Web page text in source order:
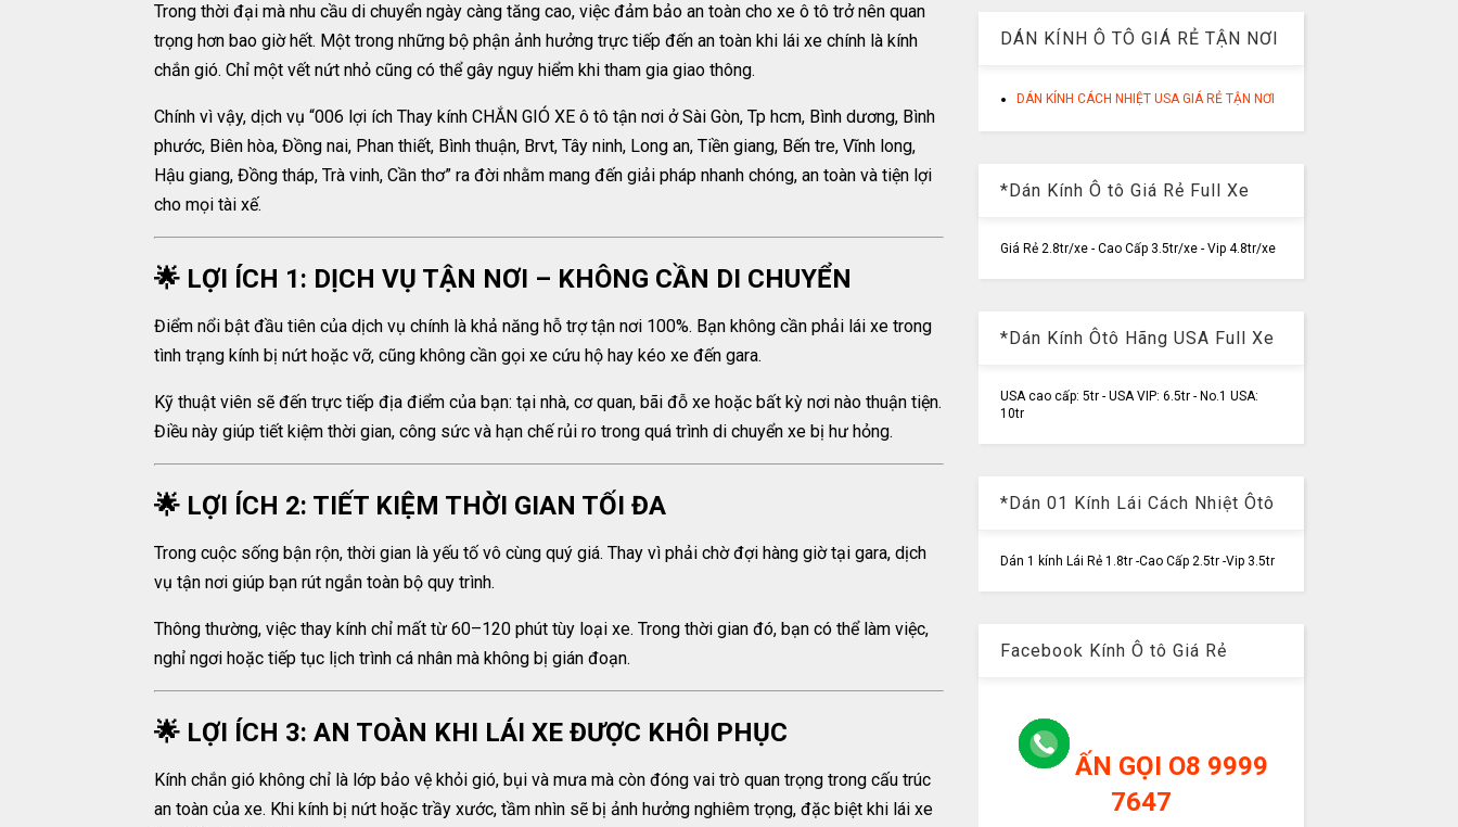
Trong thời đại mà nhu cầu di chuyển ngày càng tăng cao, việc đảm bảo an toàn cho xe ô tô trở nên quan
trọng hơn bao giờ hết. Một trong những bộ phận ảnh hưởng trực tiếp đến an toàn khi lái xe chính là kính
chắn gió. Chỉ một vết nứt nhỏ cũng có thể gây nguy hiểm khi tham gia giao thông.
Chính vì vậy, dịch vụ “006 lợi ích Thay kính CHẮN GIÓ XE ô tô tận nơi ở Sài Gòn, Tp hcm, Bình dương, Bình
phước, Biên hòa, Đồng nai, Phan thiết, Bình thuận, Brvt, Tây ninh, Long an, Tiền giang, Bến tre, Vĩnh long,
Hậu giang, Đồng tháp, Trà vinh, Cần thơ” ra đời nhằm mang đến giải pháp nhanh chóng, an toàn và tiện lợi
cho mọi tài xế.
🌟 LỢI ÍCH 1: DỊCH VỤ TẬN NƠI – KHÔNG CẦN DI CHUYỂN
Điểm nổi bật đầu tiên của dịch vụ chính là khả năng hỗ trợ tận nơi 100%. Bạn không cần phải lái xe trong
tình trạng kính bị nứt hoặc vỡ, cũng không cần gọi xe cứu hộ hay kéo xe đến gara.
Kỹ thuật viên sẽ đến trực tiếp địa điểm của bạn: tại nhà, cơ quan, bãi đỗ xe hoặc bất kỳ nơi nào thuận tiện.
Điều này giúp tiết kiệm thời gian, công sức và hạn chế rủi ro trong quá trình di chuyển xe bị hư hỏng.
🌟 LỢI ÍCH 2: TIẾT KIỆM THỜI GIAN TỐI ĐA
Trong cuộc sống bận rộn, thời gian là yếu tố vô cùng quý giá. Thay vì phải chờ đợi hàng giờ tại gara, dịch
vụ tận nơi giúp bạn rút ngắn toàn bộ quy trình.
Thông thường, việc thay kính chỉ mất từ 60–120 phút tùy loại xe. Trong thời gian đó, bạn có thể làm việc,
nghỉ ngơi hoặc tiếp tục lịch trình cá nhân mà không bị gián đoạn.
🌟 LỢI ÍCH 3: AN TOÀN KHI LÁI XE ĐƯỢC KHÔI PHỤC
Kính chắn gió không chỉ là lớp bảo vệ khỏi gió, bụi và mưa mà còn đóng vai trò quan trọng trong cấu trúc
an toàn của xe. Khi kính bị nứt hoặc trầy xước, tầm nhìn sẽ bị ảnh hưởng nghiêm trọng, đặc biệt khi lái xe
DÁN KÍNH Ô TÔ GIÁ RẺ TẬN NƠI
DÁN KÍNH CÁCH NHIỆT USA GIÁ RẺ TẬN NƠI
*Dán Kính Ô tô Giá Rẻ Full Xe
Giá Rẻ 2.8tr/xe - Cao Cấp 3.5tr/xe - Vip 4.8tr/xe
*Dán Kính Ôtô Hãng USA Full Xe
USA cao cấp: 5tr - USA VIP: 6.5tr - No.1 USA:
10tr
*Dán 01 Kính Lái Cách Nhiệt Ôtô
Dán 1 kính Lái Rẻ 1.8tr -Cao Cấp 2.5tr -Vip 3.5tr
Facebook Kính Ô tô Giá Rẻ
ẤN GỌI O8 9999
7647